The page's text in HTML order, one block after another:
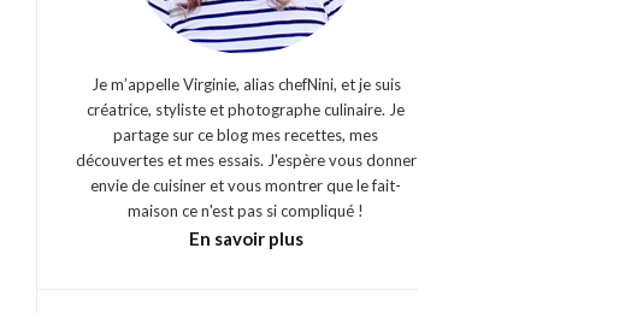
Je m’appelle Virginie, alias chefNini, et je suis
créatrice, styliste et photographe culinaire. Je
partage sur ce blog mes recettes, mes
découvertes et mes essais. J'espère vous donner
envie de cuisiner et vous montrer que le fait-
maison ce n'est pas si compliqué !
En savoir plus